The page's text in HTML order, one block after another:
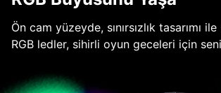
Ön cam yüzeyde, sınırsızlık tasarımı
RGB ledler, sihirli oyun geceleri için